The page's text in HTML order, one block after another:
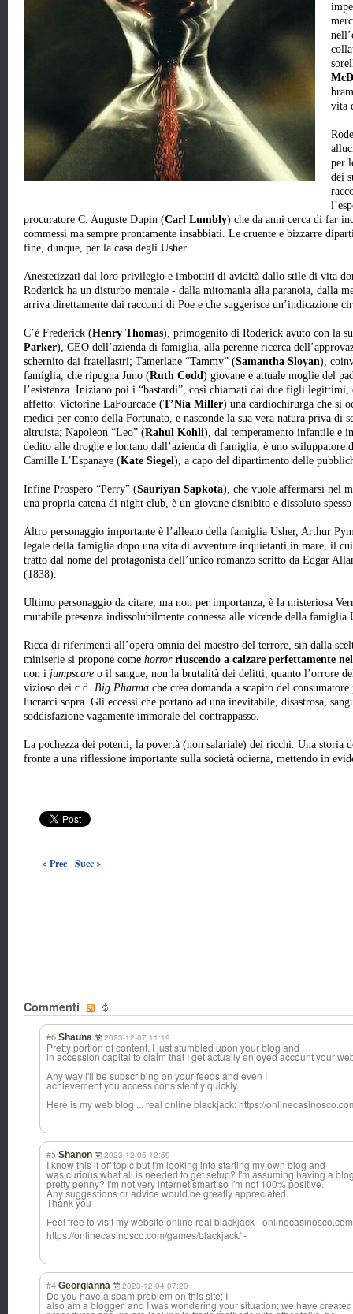
vita
per
dei
procuratore C. Auguste Dupin (Carl Lumbly) che da anni cerca di far
commessi ma sempre prontamente insabbiati. Le cruente e bizzarre
fine, dunque, per la casa degli Usher.
Anestetizzati dal loro privilegio e imbottiti di avidità dallo stile di vita
Roderick ha un disturbo mentale - dalla mitomania alla paranoia, dalla
arriva direttamente dai racconti di Poe e che suggerisce un’indicazione
C’è Frederick (Henry Thomas), primogenito di Roderick avuto con la
Parker), CEO dell’azienda di famiglia, alla perenne ricerca
schernito dai fratellastri; Tamerlane “Tammy” (Samantha Sloyan),
famiglia, che ripugna Juno (Ruth Codd) giovane e attuale moglie del
l’esistenza. Iniziano poi i “bastardi”, così chiamati dai due figli
affetto: Victorine LaFourcade (T’Nia Miller) una cardiochirurga che si
medici per conto della Fortunato, e nasconde la sua vera natura priva di
altruista; Napoleon “Leo” (Rahul Kohli), dal temperamento infantile e
dedito alle droghe e lontano dall’azienda di famiglia, è uno
Camille L’Espanaye (Kate Siegel), a capo del dipartimento delle
Infine Prospero “Perry” (Sauriyan Sapkota), che vuole affermarsi nel
una propria catena di night club, è un giovane disnibito e dissoluto
Altro personaggio importante è l’alleato della famiglia Usher, Arthur
legale della famiglia dopo una vita di avventure inquietanti in mare, il
tratto dal nome del protagonista dell’unico romanzo scritto da Edgar
(1838).
Ultimo personaggio da citare, ma non per importanza, è la misteriosa
mutabile presenza indissolubilmente connessa alle vicende della famiglia
Ricca di riferimenti all’opera omnia del maestro del terrore, sin dalla
miniserie si propone come horror riuscendo a calzare perfettamente
non i jumpscare o il sangue, non la brutalità dei delitti, quanto l’orrore
vizioso dei c.d. Big Pharma che crea domanda a scapito del
lucrarci sopra. Gli eccessi che portano ad una inevitabile, disastrosa,
soddisfazione vagamente immorale del contrappasso.
La pochezza dei potenti, la povertà (non salariale) dei ricchi. Una storia
fronte a una riflessione importante sulla società odierna, mettendo in
< Prec Succ >
Commenti
#6 Shauna 2023-12-07 11:19
Pretty portion of content. I just stumbled upon your blog and
in accession capital to claim that I get actually enjoyed account your
Any way I'll be subscribing on your feeds and even I
achievement you access consistently quickly.
Here is my web blog ... real online blackjack: https://
#5 Shanon 2023-12-05 12:59
I know this if off topic but I'm looking into starting my own blog and
was curious what all is needed to get setup? I'm assuming having a
pretty penny? I'm not very internet smart so I'm not 100% positive.
Any suggestions or advice would be greatly appreciated.
Thank you
Feel free to visit my website online real blackjack - onlinecasinosco
https://onlinecasinosco.com/games/blackjack/ -
#4 Georgianna 2023-12-04 07:20
Do you have a spam problem on this site; I
also am a blogger, and I was wondering your situation; we have